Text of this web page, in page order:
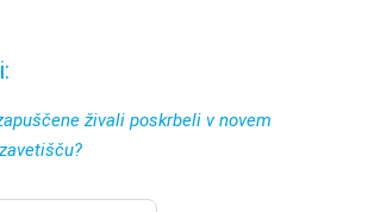
živali poskrbeli v novem